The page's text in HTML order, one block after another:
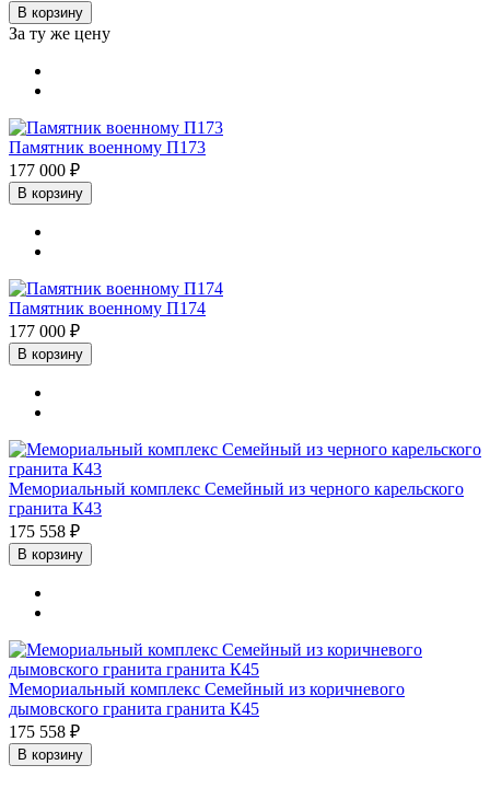
В корзину
За ту же цену
Памятник военному П173
177 000 ₽
В корзину
Памятник военному П174
177 000 ₽
В корзину
Мемориальный комплекс Семейный из черного карельского
гранита К43
175 558 ₽
В корзину
Мемориальный комплекс Семейный из коричневого
дымовского гранита гранита К45
175 558 ₽
В корзину